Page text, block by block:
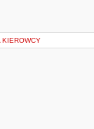
KIEROWCY